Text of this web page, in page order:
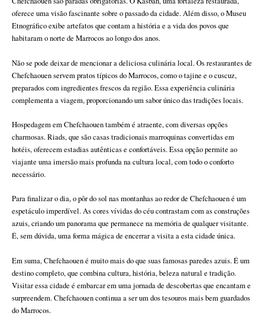
oferece uma visão fascinante sobre o passado da cidade. Além disso, o Museu
Etnográfico exibe artefatos que contam a história e a vida dos povos que
habitaram o norte de Marrocos ao longo dos anos.
Não se pode deixar de mencionar a deliciosa culinária local. Os restaurantes de
Chefchaouen servem pratos típicos do Marrocos, como o tajine e o cuscuz,
preparados com ingredientes frescos da região. Essa experiência culinária
complementa a viagem, proporcionando um sabor único das tradições locais.
Hospedagem em Chefchaouen também é atraente, com diversas opções
charmosas. Riads, que são casas tradicionais marroquinas convertidas em
hotéis, oferecem estadias autênticas e confortáveis. Essa opção permite ao
viajante uma imersão mais profunda na cultura local, com todo o conforto
necessário.
Para finalizar o dia, o pôr do sol nas montanhas ao redor de Chefchaouen é um
espetáculo imperdível. As cores vívidas do céu contrastam com as construções
azuis, criando um panorama que permanece na memória de qualquer visitante.
É, sem dúvida, uma forma mágica de encerrar a visita a esta cidade única.
Em suma, Chefchaouen é muito mais do que suas famosas paredes azuis. É um
destino completo, que combina cultura, história, beleza natural e tradição.
Visitar essa cidade é embarcar em uma jornada de descobertas que encantam e
surpreendem. Chefchaouen continua a ser um dos tesouros mais bem guardados
do Marrocos.